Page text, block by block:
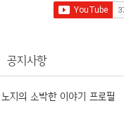
공지사항
노지의 소박한 이야기 프로필